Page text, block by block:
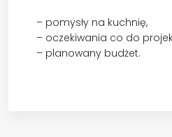
– pomysły na kuchnię,
– oczekiwania co do
– planowany budżet.